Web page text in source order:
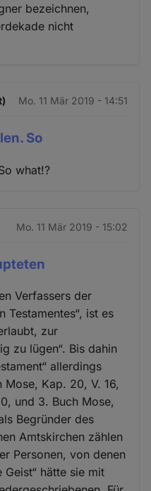
bezeichnen,
nicht
Mo. 11 Mär 2019 - 14:51
So
what!?
Mo. 11 Mär 2019 - 15:02
Verfassers der
Testamentes“, ist es
zur
zu lügen“. Bis dahin
allerdings
Kap. 20, V. 16,
und 3. Buch Mose,
Begründer des
Amtskirchen zählen
Personen, von denen
hätte sie mit